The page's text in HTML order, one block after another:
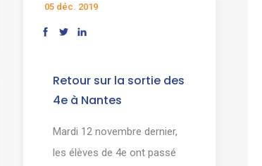
05 déc. 2019
Retour sur la sortie des
4e à Nantes
Mardi 12 novembre dernier,
les élèves de 4e ont passé